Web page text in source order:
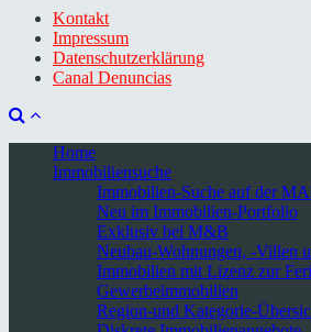
Kontakt
Impressum
Datenschutzerklärung
Canal Denuncias
Home
Immobiliensuche
Immobilien-Suche auf der
Neu im Immobilien-Portfolio
Exklusiv bei M&B
Neubau-Wohnungen, -Villen
Immobilien mit Lizenz zur
Gewerbeimmobilien
Region-und Kategorie-